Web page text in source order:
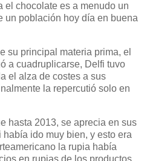
el chocolate es a menudo un
un población hoy día en buena
su principal materia prima, el
a cuadruplicarse, Delfi tuvo
el alza de costes a sus
la repercutió solo en
hasta 2013, se aprecia en sus
ido muy bien, y esto era
la rupia había